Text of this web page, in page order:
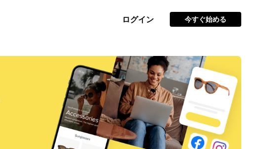
ログイン 今すぐ始める